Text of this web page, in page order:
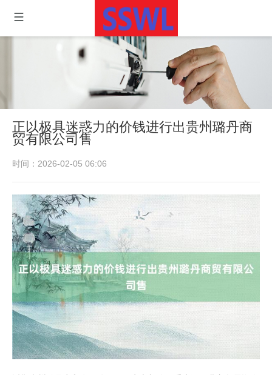
正以极具迷惑力的价钱进行出贵州璐丹商
贸有限公司售
时间：2026-02-05 06:06